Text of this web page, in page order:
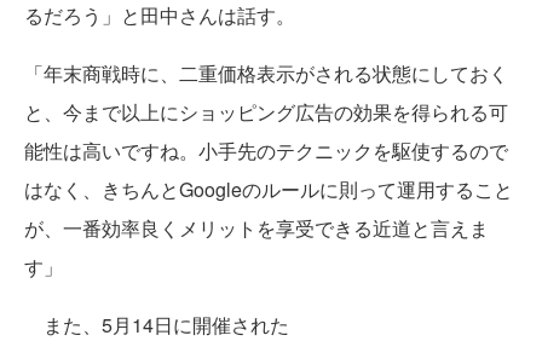
るだろう」と田中さんは話す。
「年末商戦時に、二重価格表示がされる状態にしておく
と、今まで以上にショッピング広告の効果を得られる可
能性は高いですね。小手先のテクニックを駆使するので
はなく、きちんとGoogleのルールに則って運用すること
が、一番効率良くメリットを享受できる近道と言えま
す」
また、5月14日に開催された